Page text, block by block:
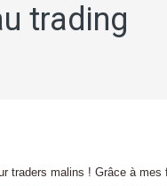
trading
traders malins ! Grâce à